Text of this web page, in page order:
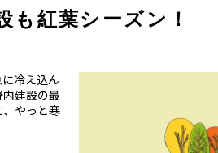
も紅葉シーズン！
冷え込ん
建設の最
やっと寒